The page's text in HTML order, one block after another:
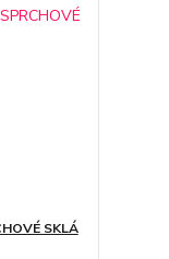
SKLÁ